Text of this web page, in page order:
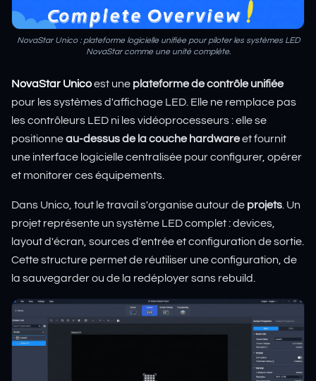
NovaStar Unico : plateforme logicielle unifiée pour piloter les systèmes LED
NovaStar comme une unité complète.
NovaStar Unicoest une plateforme de contrôle unifiée
pour les systèmes d'affichage LED. Elle ne remplace pas
les contrôleurs LED ni les vidéoprocesseurs : elle se
positionneau-dessus de la couche hardwareet fournit
une interface logicielle centralisée pour configurer, opérer
et monitorer ces équipements.
Dans Unico, tout le travail s'organise autour de projets . Un
projet représente un système LED complet : devices,
layout d'écran, sources d'entrée et configuration de sortie.
Cette structure permet de réutiliser une configuration, de
la sauvegarder ou de la redéployer sans rebuild.